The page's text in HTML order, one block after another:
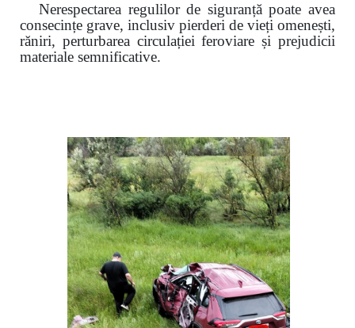
Nerespectarea regulilor de siguranță poate avea
consecințe grave, inclusiv pierderi de vieți omenești,
răniri, perturbarea circulației feroviare și prejudicii
materiale semnificative.